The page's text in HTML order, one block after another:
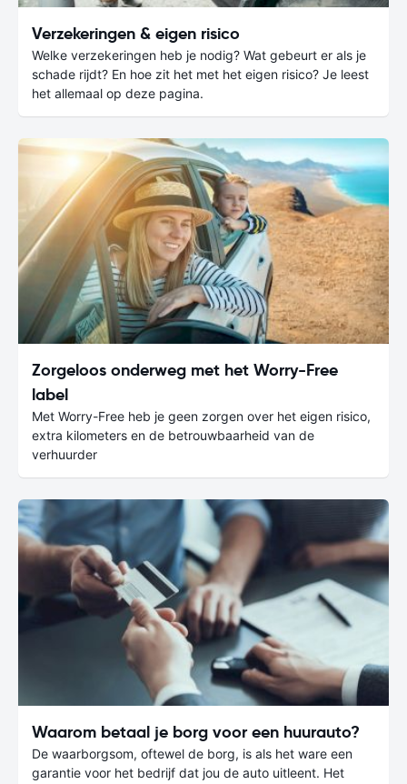
Verzekeringen & eigen risico
Welke verzekeringen heb je nodig? Wat gebeurt er als je
schade rijdt? En hoe zit het met het eigen risico? Je leest
het allemaal op deze pagina.
Zorgeloos onderweg met het Worry-Free
label
Met Worry-Free heb je geen zorgen over het eigen risico,
extra kilometers en de betrouwbaarheid van de
verhuurder
Waarom betaal je borg voor een huurauto?
De waarborgsom, oftewel de borg, is als het ware een
garantie voor het bedrijf dat jou de auto uitleent. Het